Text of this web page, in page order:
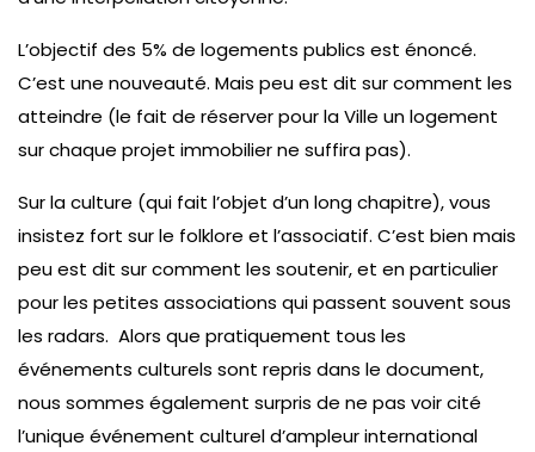
L’objectif des 5% de logements publics est énoncé.
C’est une nouveauté. Mais peu est dit sur comment les
atteindre (le fait de réserver pour la Ville un logement
sur chaque projet immobilier ne suffira pas).
Sur la culture (qui fait l’objet d’un long chapitre), vous
insistez fort sur le folklore et l’associatif. C’est bien mais
peu est dit sur comment les soutenir, et en particulier
pour les petites associations qui passent souvent sous
les radars. Alors que pratiquement tous les
événements culturels sont repris dans le document,
nous sommes également surpris de ne pas voir cité
l’unique événement culturel d’ampleur international